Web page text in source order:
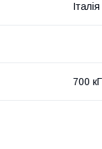
Італія
700